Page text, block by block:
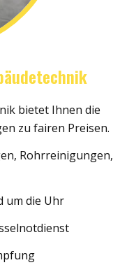
bietet Ihnen die
zu fairen Preisen.
Rohrreinigungen,
um die Uhr